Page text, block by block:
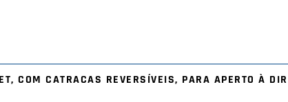
COM CATRACAS REVERSÍVEIS, PARA APERTO À